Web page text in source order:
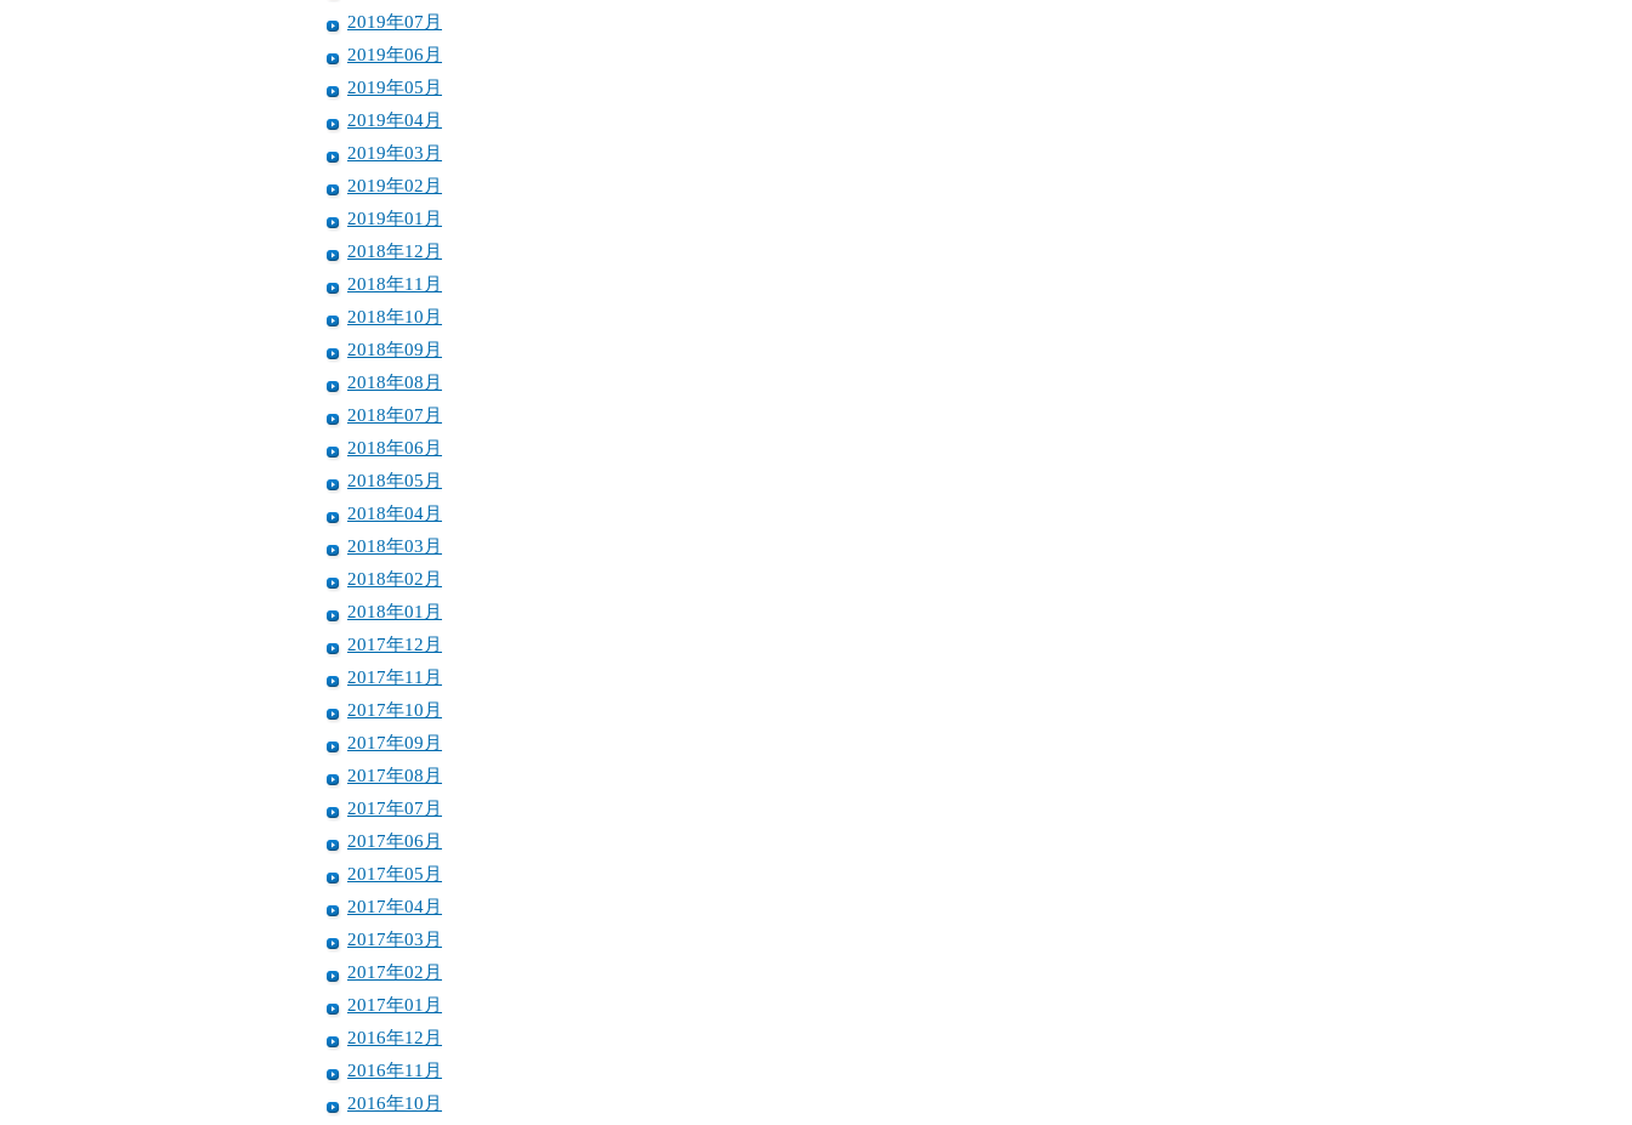
2019年07月
2019年06月
2019年05月
2019年04月
2019年03月
2019年02月
2019年01月
2018年12月
2018年11月
2018年10月
2018年09月
2018年08月
2018年07月
2018年06月
2018年05月
2018年04月
2018年03月
2018年02月
2018年01月
2017年12月
2017年11月
2017年10月
2017年09月
2017年08月
2017年07月
2017年06月
2017年05月
2017年04月
2017年03月
2017年02月
2017年01月
2016年12月
2016年11月
2016年10月